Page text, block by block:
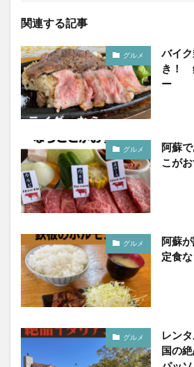
関連する記事
グルメ
バイ
き！
ー
グルメ
阿蘇
こがお
グルメ
阿蘇
定食な
グルメ
レン
国の